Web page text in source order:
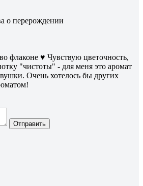
о перерождении
флаконе ♥ Чувствую цветочность,
"чистоты" - для меня это аромат
Очень хотелось бы других
Отправить